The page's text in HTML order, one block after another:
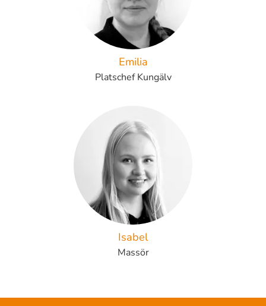
Emilia
Platschef Kungälv
Isabel
Massör